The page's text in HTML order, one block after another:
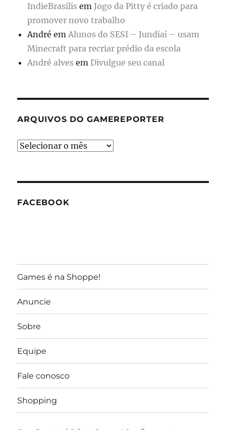
IndieBrasilis em Jogo da Pitty é criado para
promover novo trabalho
André emAlunos do SESI – Jundiaí – usam
Minecraft para recriar prédio da escola
André alves emDivulgue seu canal
ARQUIVOS DO GAMEREPORTER
Arquivos
FACEBOOK
Games é na Shoppe!
Anuncie
Sobre
Equipe
Fale conosco
Shopping